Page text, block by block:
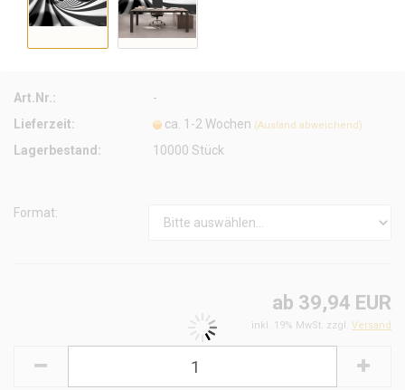
Art.Nr.:
-
Lieferzeit:
ca. 1-2 Wochen (Ausland abweichend)
Lagerbestand: 10000Stück
Format:
ab 39,94 EUR
inkl. 19% MwSt. zzgl. Versand